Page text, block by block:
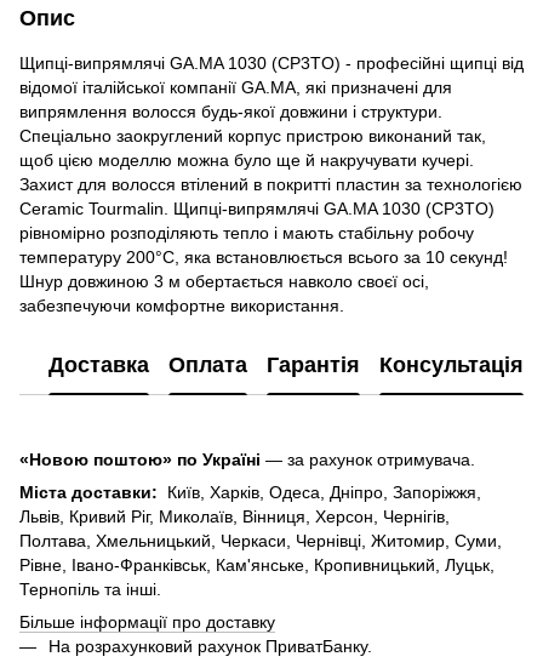
Опис
Щипці-випрямлячі GA.MA 1030 (CP3TO) - професійні щипці від
відомої італійської компанії GA.MA, які призначені для
випрямлення волосся будь-якої довжини і структури.
Спеціально заокруглений корпус пристрою виконаний так,
щоб цією моделлю можна було ще й накручувати кучері.
Захист для волосся втілений ​в покритті пластин за технологією
Ceramic Tourmalin. Щипці-випрямлячі GA.MA 1030 (CP3TO)
рівномірно розподіляють тепло і мають стабільну робочу
температуру 200°C, яка встановлюється всього за 10 секунд!
Шнур довжиною 3 м обертається навколо своєї осі,
забезпечуючи комфортне використання.
Доставка Оплата Гарантія Консультація
«Новою поштою» по Україні — за рахунок отримувача.
Міста доставки: Київ, Харків, Одеса, Дніпро, Запоріжжя,
Львів, Кривий Ріг, Миколаїв, Вінниця, Херсон, Чернігів,
Полтава, Хмельницький, Черкаси, Чернівці, Житомир, Суми,
Рівне, Івано-Франківськ, Кам'янське, Кропивницький, Луцьк,
Тернопіль та інші.
Більше інформації про доставку
На розрахунковий рахунок ПриватБанку.